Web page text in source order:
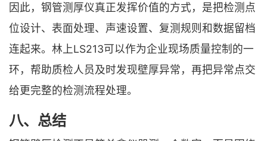
因此，钢管测厚仪真正发挥价值的方式，是把检测点
位设计、表面处理、声速设置、复测规则和数据留档
连起来。林上LS213可以作为企业现场质量控制的一
环，帮助质检人员及时发现壁厚异常，再把异常点交
给更完整的检测流程处理。
八、总结